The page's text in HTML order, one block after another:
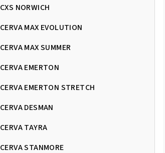
CXS NORWICH
CERVA MAX EVOLUTION
CERVA MAX SUMMER
CERVA EMERTON
CERVA EMERTON STRETCH
CERVA DESMAN
CERVA TAYRA
CERVA STANMORE